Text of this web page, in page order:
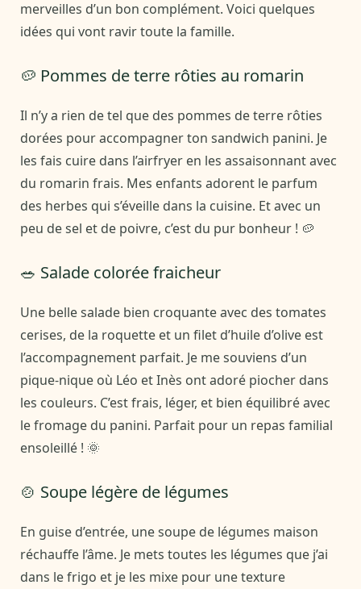
merveilles d’un bon complément. Voici quelques
idées qui vont ravir toute la famille.
🥔 Pommes de terre rôties au romarin
Il n’y a rien de tel que des pommes de terre rôties
dorées pour accompagner ton sandwich panini. Je
les fais cuire dans l’airfryer en les assaisonnant avec
du romarin frais. Mes enfants adorent le parfum
des herbes qui s’éveille dans la cuisine. Et avec un
peu de sel et de poivre, c’est du pur bonheur ! 🥔
🥗 Salade colorée fraicheur
Une belle salade bien croquante avec des tomates
cerises, de la roquette et un filet d’huile d’olive est
l’accompagnement parfait. Je me souviens d’un
pique-nique où Léo et Inès ont adoré piocher dans
les couleurs. C’est frais, léger, et bien équilibré avec
le fromage du panini. Parfait pour un repas familial
ensoleillé ! 🌞
🍲 Soupe légère de légumes
En guise d’entrée, une soupe de légumes maison
réchauffe l’âme. Je mets toutes les légumes que j’ai
dans le frigo et je les mixe pour une texture